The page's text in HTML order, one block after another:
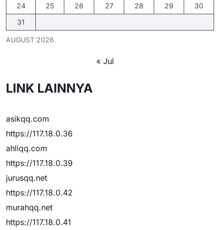
AUGUST 2026
24
25 26 27 28 29
30
31
« Jul
LINK LAINNYA
asikqq.com
https://117.18.0.36
ahliqq.com
https://117.18.0.39
jurusqq.net
https://117.18.0.42
murahqq.net
https://117.18.0.41